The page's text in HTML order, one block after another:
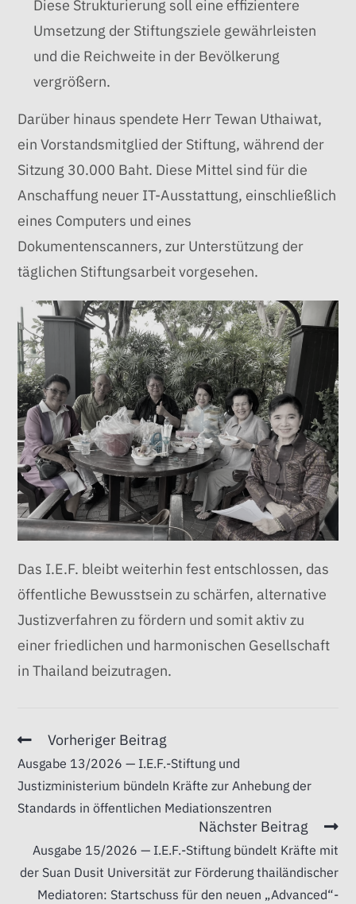
Diese Strukturierung soll eine effizientere
Umsetzung der Stiftungsziele gewährleisten
und die Reichweite in der Bevölkerung
vergrößern.
Darüber hinaus spendete Herr Tewan Uthaiwat,
ein Vorstandsmitglied der Stiftung, während der
Sitzung 30.000 Baht. Diese Mittel sind für die
Anschaffung neuer IT-Ausstattung, einschließlich
eines Computers und eines
Dokumentenscanners, zur Unterstützung der
täglichen Stiftungsarbeit vorgesehen.
Das I.E.F. bleibt weiterhin fest entschlossen, das
öffentliche Bewusstsein zu schärfen, alternative
Justizverfahren zu fördern und somit aktiv zu
einer friedlichen und harmonischen Gesellschaft
in Thailand beizutragen.
Vorheriger Beitrag
Ausgabe 13/2026 — I.E.F.-Stiftung und
Justizministerium bündeln Kräfte zur Anhebung der
Standards in öffentlichen Mediationszentren
Nächster Beitrag
Ausgabe 15/2026 — I.E.F.-Stiftung bündelt Kräfte mit
der Suan Dusit Universität zur Förderung thailändischer
Mediatoren: Startschuss für den neuen „Advanced“-